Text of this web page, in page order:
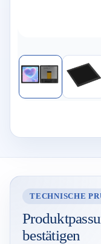
TECHNISCHE
bestätigen